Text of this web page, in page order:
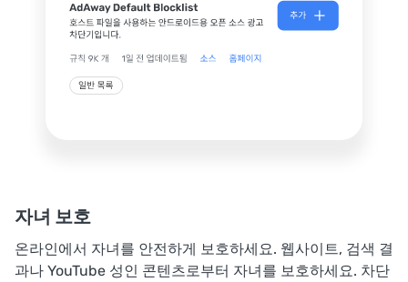
자녀 보호
온라인에서 자녀를 안전하게 보호하세요. 웹사이트, 검색 결
과나 YouTube 성인 콘텐츠로부터 자녀를 보호하세요. 차단